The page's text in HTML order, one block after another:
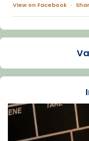
View on Facebook ·
La Carmina va
dos mesos, a
Recupera
tican News